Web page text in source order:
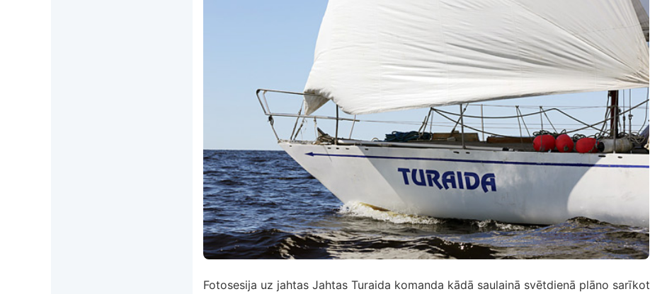
Fotosesija uz jahtas Jahtas Turaida komanda kādā saulainā svētdienā plāno sarīkot